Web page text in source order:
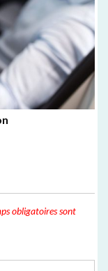
obligatoires sont